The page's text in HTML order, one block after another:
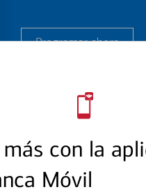
con la
Móvil
Programar ahora
Los productos de inversión y
No Están